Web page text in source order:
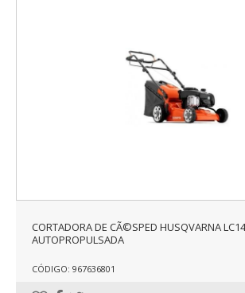
CORTADORA DE CÃ©SPED HUSQVARNA
AUTOPROPULSADA
CÓDIGO: 967636801